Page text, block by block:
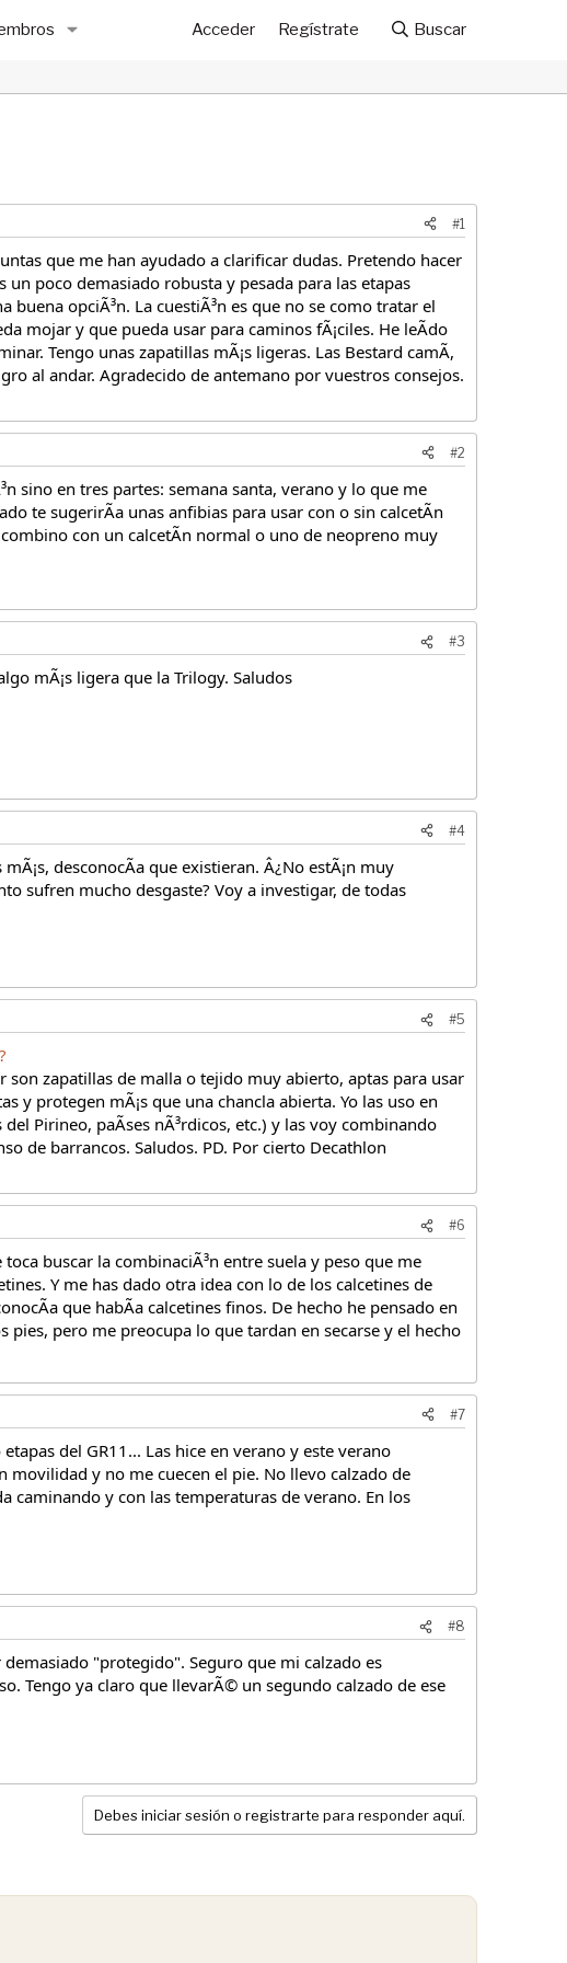
Acceder Regístrate Buscar
#1
que me han ayudado a clarificar dudas. Pretendo hacer
poco demasiado robusta y pesada para las etapas
opciÃ³n. La cuestiÃ³n es que no se como tratar el
mojar y que pueda usar para caminos fÃ¡ciles. He leÃdo
Tengo unas zapatillas mÃ¡s ligeras. Las Bestard camÃ,
al andar. Agradecido de antemano por vuestros consejos.
#2
sino en tres partes: semana santa, verano y lo que me
te sugerirÃa unas anfibias para usar con o sin calcetÃn
con un calcetÃn normal o uno de neopreno muy
#3
mÃ¡s ligera que la Trilogy. Saludos
#4
desconocÃa que existieran. Â¿No estÃ¡n muy
sufren mucho desgaste? Voy a investigar, de todas
#5
son zapatillas de malla o tejido muy abierto, aptas para usar
y protegen mÃ¡s que una chancla abierta. Yo las uso en
Pirineo, paÃses nÃ³rdicos, etc.) y las voy combinando
de barrancos. Saludos. PD. Por cierto Decathlon
#6
buscar la combinaciÃ³n entre suela y peso que me
Y me has dado otra idea con lo de los calcetines de
que habÃa calcetines finos. De hecho he pensado en
pero me preocupa lo que tardan en secarse y el hecho
#7
del GR11... Las hice en verano y este verano
y no me cuecen el pie. No llevo calzado de
caminando y con las temperaturas de verano. En los
#8
"protegido". Seguro que mi calzado es
Tengo ya claro que llevarÃ© un segundo calzado de ese
Debes iniciar sesión o registrarte para responder aquí.